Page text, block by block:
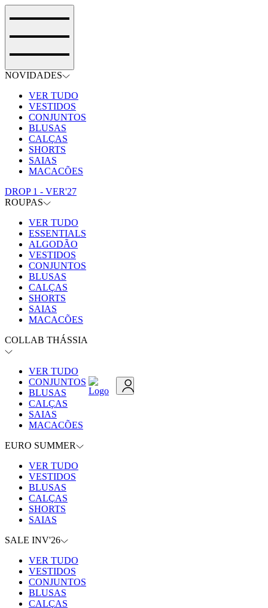
NOVIDADES
VER TUDO
VESTIDOS
CONJUNTOS
BLUSAS
CALÇAS
SHORTS
SAIAS
MACACÕES
DROP 1 - VER'27
ROUPAS
VER TUDO
ESSENTIALS
ALGODÃO
VESTIDOS
CONJUNTOS
BLUSAS
CALÇAS
SHORTS
SAIAS
MACACÕES
COLLAB THÁSSIA
VER TUDO
CONJUNTOS
BLUSAS
CALÇAS
SAIAS
MACACÕES
EURO SUMMER
VER TUDO
VESTIDOS
BLUSAS
CALÇAS
SHORTS
SAIAS
SALE INV'26
VER TUDO
VESTIDOS
CONJUNTOS
BLUSAS
CALÇAS